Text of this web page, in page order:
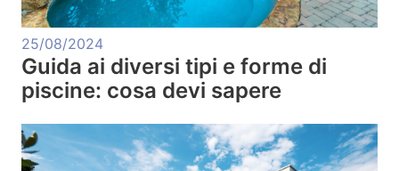
25/08/2024
Guida ai diversi tipi e forme di
piscine: cosa devi sapere